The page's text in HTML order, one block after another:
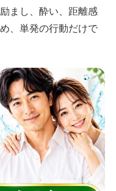
まし、酔い、距離感
、単発の行動だけで